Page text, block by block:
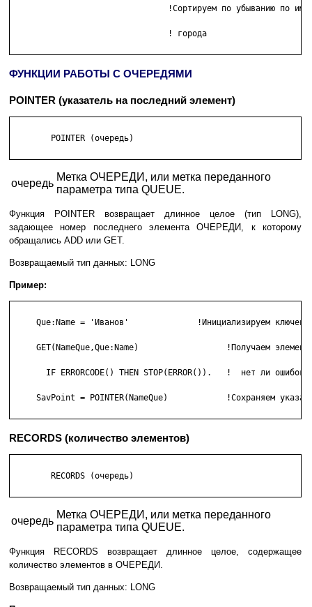
!Сортируем по убыванию по
                                ! города
ФУНКЦИИ РАБОТЫ С ОЧЕРЕДЯМИ
POINTER (указатель на последний элемент)
        POINTER (очередь)
очередь
Метка ОЧЕРЕДИ, или метка переданного
параметра типа QUEUE.
Функция POINTER возвращает длинное целое (тип LONG),
задающее номер последнего элемента ОЧЕРЕДИ, к которому
обращались ADD или GET.
Возвращаемый тип данных: LONG
Пример:
Que:Name = 'Иванов'              !Инициализируем
     GET(NameQue,Que:Name)                  !Получаем элемент
       IF ERRORCODE() THEN STOP(ERROR()).   !  нет ли ошибок?
SavPoint = POINTER(NameQue)            !Сохраняем
RECORDS (количество элементов)
        RECORDS (очередь)
очередь
Метка ОЧЕРЕДИ, или метка переданного
параметра типа QUEUE.
Функция RECORDS возвращает длинное целое, содержащее
количество элементов в ОЧЕРЕДИ.
Возвращаемый тип данных: LONG